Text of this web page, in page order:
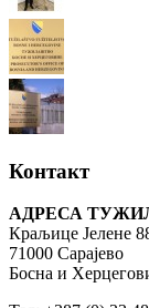
Контакт
АДРЕСА
Краљице Јелене
71000 Сарајево
Босна и